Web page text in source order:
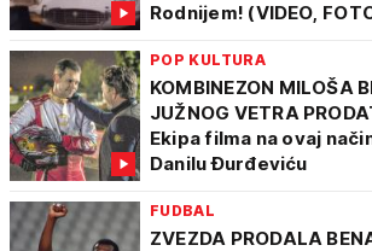
Rodnijem! (VIDEO,
POP KULTURA
KOMBINEZON MILOŠA
JUŽNOG VETRA
Ekipa filma na ovaj
Danilu Đurđeviću
FUDBAL
ZVEZDA PRODALA